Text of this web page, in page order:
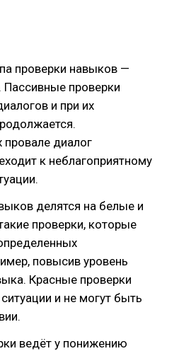
проверки навыков —
Пассивные проверки
и при их
провале диалог
к неблагоприятному
делятся на белые и
проверки, которые
повысив уровень
Красные проверки
и не могут быть
ведёт у понижению